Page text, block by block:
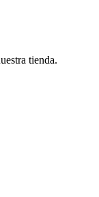
tienda.